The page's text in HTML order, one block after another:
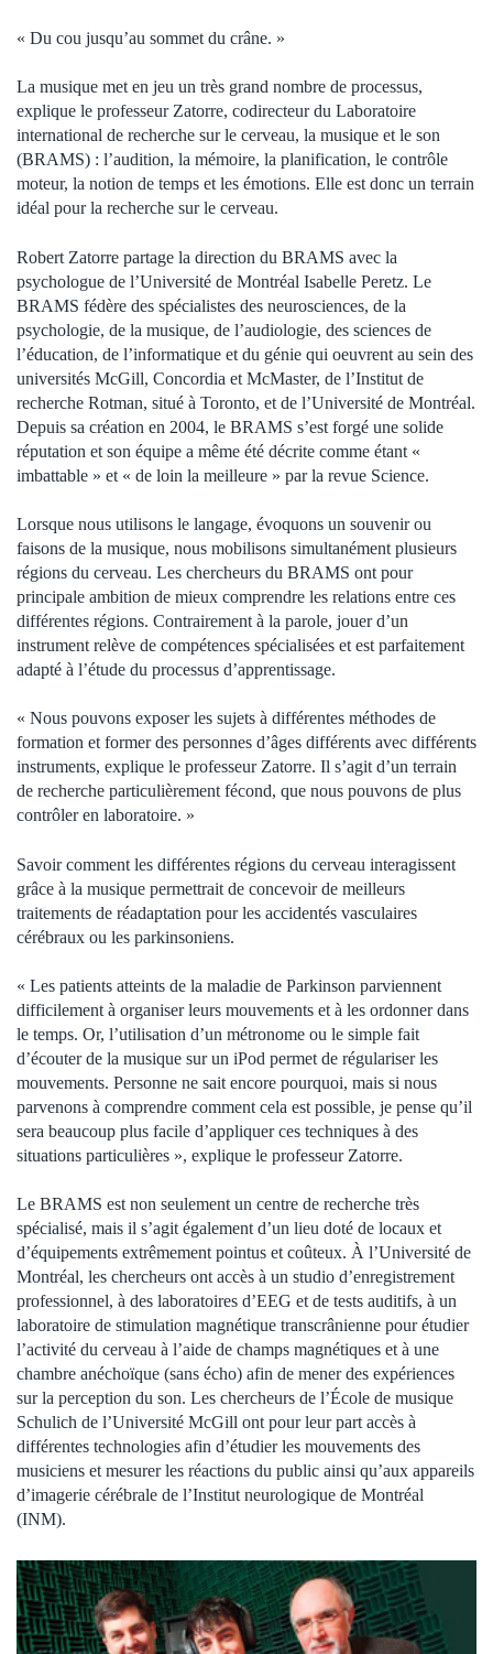
« Du cou jusqu’au sommet du crâne. »
La musique met en jeu un très grand nombre de processus,
explique le professeur Zatorre, codirecteur du Laboratoire
international de recherche sur le cerveau, la musique et le son
(BRAMS) : l’audition, la mémoire, la planification, le contrôle
moteur, la notion de temps et les émotions. Elle est donc un terrain
idéal pour la recherche sur le cerveau.
Robert Zatorre partage la direction du BRAMS avec la
psychologue de l’Université de Montréal Isabelle Peretz. Le
BRAMS fédère des spécialistes des neurosciences, de la
psychologie, de la musique, de l’audiologie, des sciences de
l’éducation, de l’informatique et du génie qui oeuvrent au sein des
universités McGill, Concordia et McMaster, de l’Institut de
recherche Rotman, situé à Toronto, et de l’Université de Montréal.
Depuis sa création en 2004, le BRAMS s’est forgé une solide
réputation et son équipe a même été décrite comme étant «
imbattable » et « de loin la meilleure » par la revue Science.
Lorsque nous utilisons le langage, évoquons un souvenir ou
faisons de la musique, nous mobilisons simultanément plusieurs
régions du cerveau. Les chercheurs du BRAMS ont pour
principale ambition de mieux comprendre les relations entre ces
différentes régions. Contrairement à la parole, jouer d’un
instrument relève de compétences spécialisées et est parfaitement
adapté à l’étude du processus d’apprentissage.
« Nous pouvons exposer les sujets à différentes méthodes de
formation et former des personnes d’âges différents avec différents
instruments, explique le professeur Zatorre. Il s’agit d’un terrain
de recherche particulièrement fécond, que nous pouvons de plus
contrôler en laboratoire. »
Savoir comment les différentes régions du cerveau interagissent
grâce à la musique permettrait de concevoir de meilleurs
traitements de réadaptation pour les accidentés vasculaires
cérébraux ou les parkinsoniens.
« Les patients atteints de la maladie de Parkinson parviennent
difficilement à organiser leurs mouvements et à les ordonner dans
le temps. Or, l’utilisation d’un métronome ou le simple fait
d’écouter de la musique sur un iPod permet de régulariser les
mouvements. Personne ne sait encore pourquoi, mais si nous
parvenons à comprendre comment cela est possible, je pense qu’il
sera beaucoup plus facile d’appliquer ces techniques à des
situations particulières », explique le professeur Zatorre.
Le BRAMS est non seulement un centre de recherche très
spécialisé, mais il s’agit également d’un lieu doté de locaux et
d’équipements extrêmement pointus et coûteux. À l’Université de
Montréal, les chercheurs ont accès à un studio d’enregistrement
professionnel, à des laboratoires d’EEG et de tests auditifs, à un
laboratoire de stimulation magnétique transcrânienne pour étudier
l’activité du cerveau à l’aide de champs magnétiques et à une
chambre anéchoïque (sans écho) afin de mener des expériences
sur la perception du son. Les chercheurs de l’École de musique
Schulich de l’Université McGill ont pour leur part accès à
différentes technologies afin d’étudier les mouvements des
musiciens et mesurer les réactions du public ainsi qu’aux appareils
d’imagerie cérébrale de l’Institut neurologique de Montréal
(INM).